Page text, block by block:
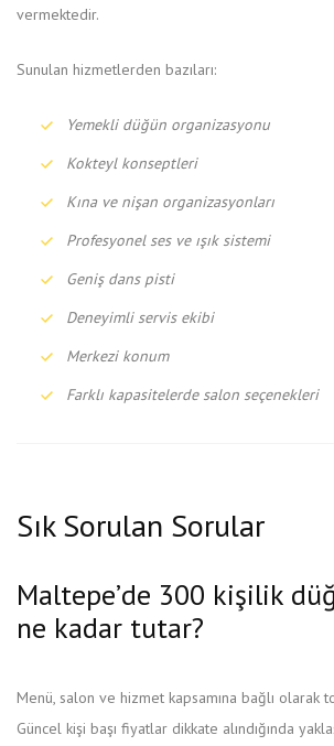
vermektedir.
Sunulan hizmetlerden bazıları:
Yemekli düğün organizasyonu
Kokteyl konseptleri
Kına ve nişan organizasyonları
Profesyonel ses ve ışık sistemi
Geniş dans pisti
Deneyimli servis ekibi
Merkezi konum
Farklı kapasitelerde salon seçenekleri
Sık Sorulan Sorular
Maltepe’de 300 kişilik
ne kadar tutar?
Menü, salon ve hizmet kapsamına bağlı olarak
Güncel kişi başı fiyatlar dikkate alındığında